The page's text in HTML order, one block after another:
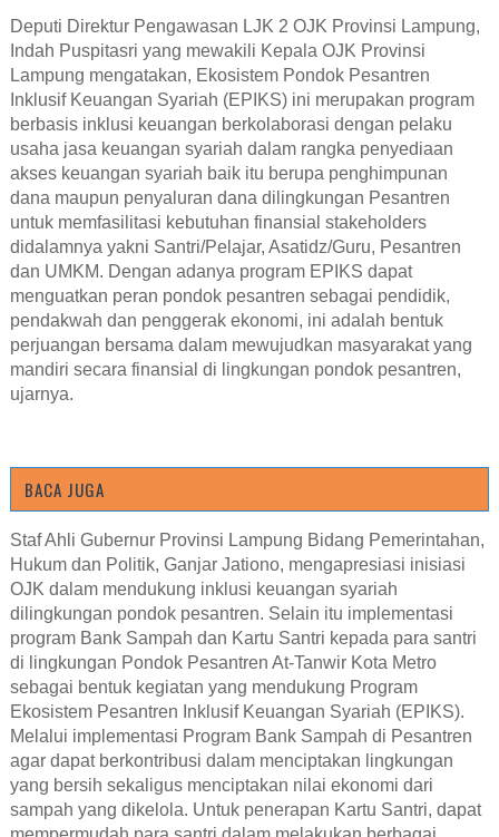
Deputi Direktur Pengawasan LJK 2 OJK Provinsi Lampung,
Indah Puspitasri yang mewakili Kepala OJK Provinsi
Lampung mengatakan, Ekosistem Pondok Pesantren
Inklusif Keuangan Syariah (EPIKS) ini merupakan program
berbasis inklusi keuangan berkolaborasi dengan pelaku
usaha jasa keuangan syariah dalam rangka penyediaan
akses keuangan syariah baik itu berupa penghimpunan
dana maupun penyaluran dana dilingkungan Pesantren
untuk memfasilitasi kebutuhan finansial stakeholders
didalamnya yakni Santri/Pelajar, Asatidz/Guru, Pesantren
dan UMKM. Dengan adanya program EPIKS dapat
menguatkan peran pondok pesantren sebagai pendidik,
pendakwah dan penggerak ekonomi, ini adalah bentuk
perjuangan bersama dalam mewujudkan masyarakat yang
mandiri secara finansial di lingkungan pondok pesantren,
ujarnya.
BACA JUGA
Staf Ahli Gubernur Provinsi Lampung Bidang Pemerintahan,
Hukum dan Politik, Ganjar Jationo, mengapresiasi inisiasi
OJK dalam mendukung inklusi keuangan syariah
dilingkungan pondok pesantren. Selain itu implementasi
program Bank Sampah dan Kartu Santri kepada para santri
di lingkungan Pondok Pesantren At-Tanwir Kota Metro
sebagai bentuk kegiatan yang mendukung Program
Ekosistem Pesantren Inklusif Keuangan Syariah (EPIKS).
Melalui implementasi Program Bank Sampah di Pesantren
agar dapat berkontribusi dalam menciptakan lingkungan
yang bersih sekaligus menciptakan nilai ekonomi dari
sampah yang dikelola. Untuk penerapan Kartu Santri, dapat